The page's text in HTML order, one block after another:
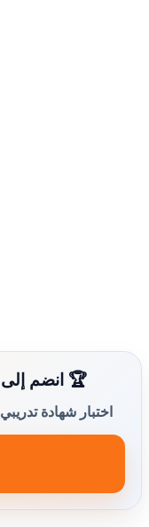
🏆 انضم
اختبار شهادة